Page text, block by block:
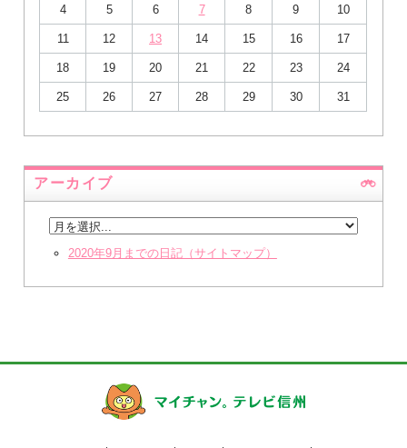
4 5 6 7 8 9 10
11 12 13 14 15 16 17
18 19 20 21 22 23 24
25 26 27 28 29 30 31
アーカイブ
2020年9月までの日記（サイトマップ）